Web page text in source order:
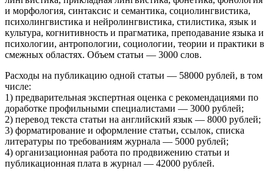
и морфология, синтаксис и семантика, социолингвистика,
психолингвистика и нейролингвистика, стилистика, язык и
культура, когнитивность и прагматика, преподавание языка и
психологии, антропологии, социологии, теории и практики в
смежных областях. Объем статьи — 3000 слов.
Расходы на публикацию одной статьи — 58000 рублей, в том
числе:
1) предварительная экспертная оценка с рекомендациями по
доработке профильными специалистами — 3000 рублей;
2) перевод текста статьи на английский язык — 8000 рублей;
3) форматирование и оформление статьи, ссылок, списка
литературы по требованиям журнала — 5000 рублей;
4) организационная работа по продвижению статьи и
публикационная плата в журнал — 42000 рублей.